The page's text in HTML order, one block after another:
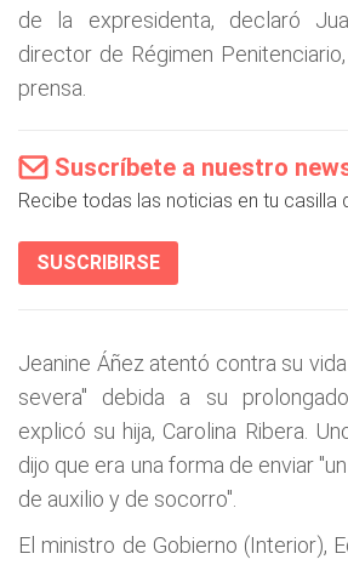
de la expresidenta, declaró
director de Régimen
prensa.
Suscríbete a nuestro
Recibe todas las noticias en tu casilla
SUSCRIBIRSE
Jeanine Áñez atentó contra su
severa" debida a su
explicó su hija, Carolina Ribera.
dijo que era una forma de enviar
de auxilio y de socorro".
El ministro de Gobierno (Interior),